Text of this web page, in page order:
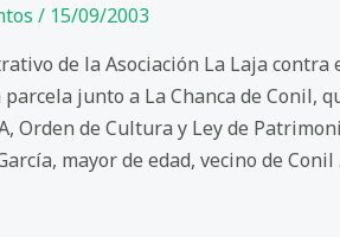
/ 15/09/2003
de la Asociación La Laja
junto a La Chanca de Conil,
Orden de Cultura y Ley de
mayor de edad, vecino de Conil